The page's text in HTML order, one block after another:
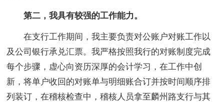
第二，我具有较强的工作能力。
在支行工作期间，我主要负责对公账户对账工作以
及公司银行承兑汇票。我严格按照我行的对账制度完成
每个步骤，虚心向资历深厚的会计学习，在工作中创
新，将单户收回的对账单与明细账合订并按时间顺序排
列装订，在稽核检查中，稽核人员拿至麟州路支行与其